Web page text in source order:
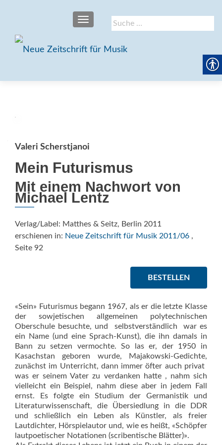
Suche
nach:
SCHALTE NAVIGATION
Valeri Scherstjanoi
Mein Futurismus
Mit einem Nachwort von
Michael Lentz
Verlag/Label: Matthes & Seitz, Berlin 2011
erschienen in: Neue Zeitschrift für Musik 2011/06 ,
Seite 92
BESTELLEN
«Sein» Futurismus begann 1967, als er die letzte Klasse
der sowjetischen allgemeinen polytechnischen
Oberschule besuchte, und  selbstverständlich  war es
ein Name (und eine Sprach-Kunst), die ihn damals in
Bann zu setzen vermochte. So las er, der 1950 in
Kasachstan geboren wurde, Majakow­ski-Gedichte,
zunächst im Unterricht, dann immer öfter auch privat 
was er seinem Vater zu verdanken hatte , nahm sich
vielleicht ein Beispiel, nahm diese aber in jedem Fall
ernst. Es folgte ein Studium der Germanistik und
Literaturwissenschaft, die Übersiedlung in die DDR
und schließlich ein Leben als Künstler, als freier
Lautdichter, Hörspielautor und, wie es heißt, «Schöpfer
lautpoetischer Notationen (scribentische Blätter)».